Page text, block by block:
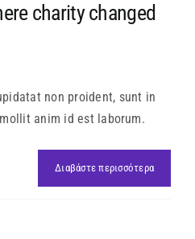
charity changed
non proident, sunt in
anim id est laborum.
Διαβάστε περισσότερα